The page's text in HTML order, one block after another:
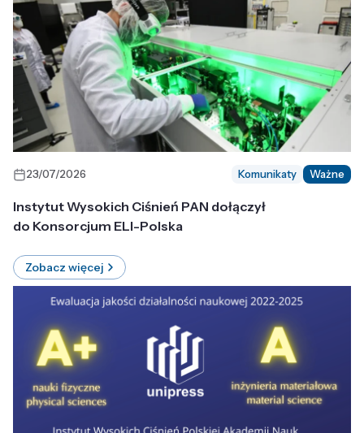
23/07/2026 Komunikaty Ważne
Instytut Wysokich Ciśnień PAN dołączył
do Konsorcjum ELI-Polska
Zobacz więcej